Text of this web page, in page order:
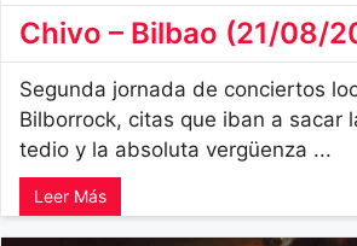
Chivo – Bilbao (21/08/
Segunda jornada de conciertos
Bilborrock, citas que iban a sacar
tedio y la absoluta vergüenza ...
Leer Más